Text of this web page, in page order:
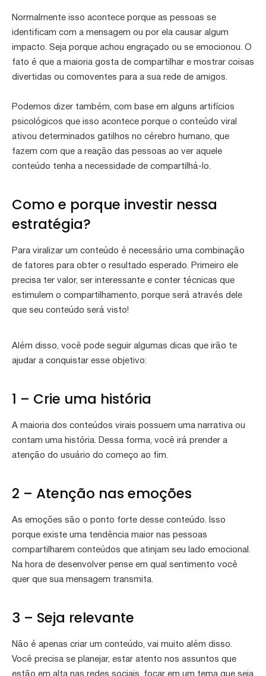
Normalmente isso acontece porque as pessoas se
identificam com a mensagem ou por ela causar algum
impacto. Seja porque achou engraçado ou se emocionou. O
fato é que a maioria gosta de compartilhar e mostrar coisas
divertidas ou comoventes para a sua rede de amigos.
Podemos dizer também, com base em alguns artifícios
psicológicos que isso acontece porque o conteúdo viral
ativou determinados gatilhos no cérebro humano, que
fazem com que a reação das pessoas ao ver aquele
conteúdo tenha a necessidade de compartilhá-lo.
Como e porque investir nessa
estratégia?
Para viralizar um conteúdo é necessário uma combinação
de fatores para obter o resultado esperado. Primeiro ele
precisa ter valor, ser interessante e conter técnicas que
estimulem o compartilhamento, porque será através dele
que seu conteúdo será visto!
Além disso, você pode seguir algumas dicas que irão te
ajudar a conquistar esse objetivo:
1 – Crie uma história
A maioria dos conteúdos virais possuem uma narrativa ou
contam uma história. Dessa forma, você irá prender a
atenção do usuário do começo ao fim.
2 – Atenção nas emoções
As emoções são o ponto forte desse conteúdo. Isso
porque existe uma tendência maior nas pessoas
compartilharem conteúdos que atinjam seu lado emocional.
Na hora de desenvolver pense em qual sentimento você
quer que sua mensagem transmita.
3 – Seja relevante
Não é apenas criar um conteúdo, vai muito além disso.
Você precisa se planejar, estar atento nos assuntos que
estão em alta nas redes sociais, focar em um tema que seja